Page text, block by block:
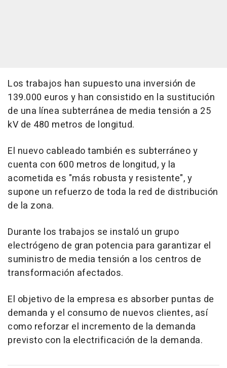
Los trabajos han supuesto una inversión de
139.000 euros y han consistido en la sustitución
de una línea subterránea de media tensión a 25
kV de 480 metros de longitud.
El nuevo cableado también es subterráneo y
cuenta con 600 metros de longitud, y la
acometida es "más robusta y resistente", y
supone un refuerzo de toda la red de distribución
de la zona.
Durante los trabajos se instaló un grupo
electrógeno de gran potencia para garantizar el
suministro de media tensión a los centros de
transformación afectados.
El objetivo de la empresa es absorber puntas de
demanda y el consumo de nuevos clientes, así
como reforzar el incremento de la demanda
previsto con la electrificación de la demanda.